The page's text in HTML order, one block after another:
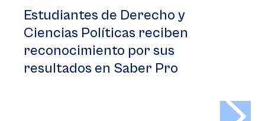
Estudiantes de Derecho y
Ciencias Políticas reciben
reconocimiento por sus
resultados en Saber Pro